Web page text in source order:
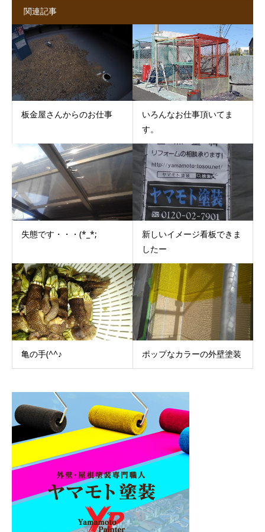
関連記事
板金屋さんからのお仕事
いろんなお仕事頂いてま
す。
失態です・・・(*_*;
新しいイメージ看板できま
したー
亀の手(^^♪ ポップなカラーの外壁塗装